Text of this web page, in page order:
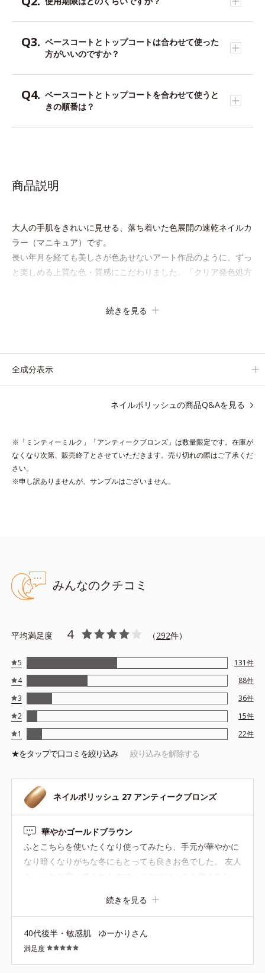
ベースコートとトップコートは合わせて使った
方がいいのですか？
ベースコートとトップコートを合わせて使うと
きの順番は？
商品説明
大人の手肌をきれいに見せる、落ち着いた色展開の速乾ネイルカ
ラー（マニキュア）です。
長い年月を経ても美しさが色あせないアート作品のように、ずっ
と楽しめる上質な色・質感にこだわりました。「クリア発色処方
また細かいアレンジをしやすくするため、持ち手の長さとハケを
になじむ色合いにニュアンスチェンジできる「
*2 レモングラス葉/茎エキス、マンダリンオレンジ果皮エキス、
センチフォリアバラ花エキス、セイヨウミザクラ果実エキス、ブ
ドウ葉エキス、カミツレ花エキス（すべて保湿成分）
合＝保湿成分
*1 アクリル酸アルキルコポリマー
レモングラス葉／茎エキス、ブドウ葉エキス、センチフォリアバラ
花エキス、カミツレ花エキス
続きを見る
全成分表示
ネイルポリッシュの商品Q&Aを見る
※「ミンティーミルク」「アンティークブロンズ」は数量限定です。在庫が
なくなり次第、販売終了とさせていただきます。売り切れの際はご了承くだ
さい。
※申し訳ありませんが、サンプルはございません。
みんなのクチコミ
平均満足度 4 （292件）
5 131件
4
88件
3
36件
2
15件
1
22件
★をタップで口コミを絞り込み 絞り込みを解除する
ネイルポリッシュ 27 アンティークブロンズ
華やかゴールドブラウン
ふとこちらを使いたくなり使ってみたら、手元が華やかに
なり暗くなりがちな冬にもとっても良きお色でした。 友人
続きを見る
40代後半・敏感肌 ゆーかりさん
満足度